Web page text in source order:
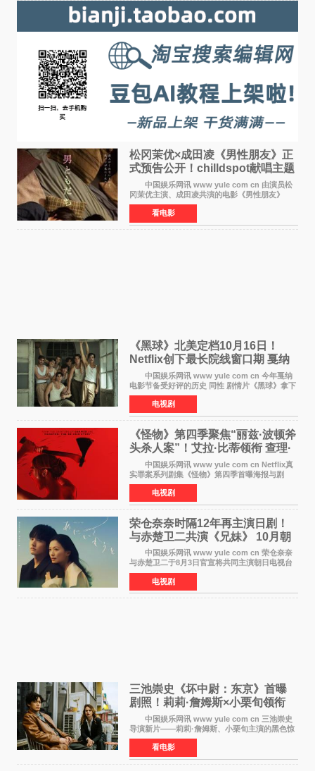
松冈茉优×成田凌《男性朋友》正
式预告公开！chilldspot献唱主题
中国娱乐网讯 www yule com cn 由演员松
冈茉优主演、成田凌共演的电影《男性朋友》
（三岛有纪子执导，11月6日上映）于8月5日公开
正式视觉图与正式预告片。同时，三人乐队
chilldspot为该片创
看电影
《黑球》北美定档10月16日！
Netflix创下最长院线窗口期 戛纳
最佳导演加持
中国娱乐网讯 www yule com cn 今年戛纳
电影节备受好评的历史 同性 剧情片《黑球》拿下
Netflix美国发行电影的最长院线放映期——该片
最新定档今年10月16日美国影院上映（此前定档
11月6日，如
电视剧
《怪物》第四季聚焦“丽兹·波顿斧
头杀人案”！艾拉·比蒂领衔 查理·
汉纳姆、莎拉·保
中国娱乐网讯 www yule com cn Netflix真
实罪案系列剧集《怪物》第四季首曝海报与剧
照，聚焦鹅妈妈童谣亦有记载的著名血腥杀人案
——丽兹·波顿砍死生父与继母案。 本季由艾
拉·比蒂饰
电视剧
荣仓奈奈时隔12年再主演日剧！
与赤楚卫二共演《兄妹》 10月朝
日新档开播
中国娱乐网讯 www yule com cn 荣仓奈奈
与赤楚卫二于8月3日官宣将共同主演朝日电视台
日剧《兄妹》（10月开播，每周六晚10点播
出）。这也是荣仓奈奈继TBS剧集《为了N》之
后，暌违12年再度担
电视剧
三池崇史《坏中尉：东京》首曝
剧照！莉莉·詹姆斯×小栗旬领衔
黑色惊悚再升级
中国娱乐网讯 www yule com cn 三池崇史
导演新片——莉莉·詹姆斯、小栗旬主演的黑色惊
悚电影《坏中尉：东京》首曝剧照。继阿贝尔·费
拉拉&times;哈威·凯特尔的1992年《坏中尉》和
沃纳·赫
看电影